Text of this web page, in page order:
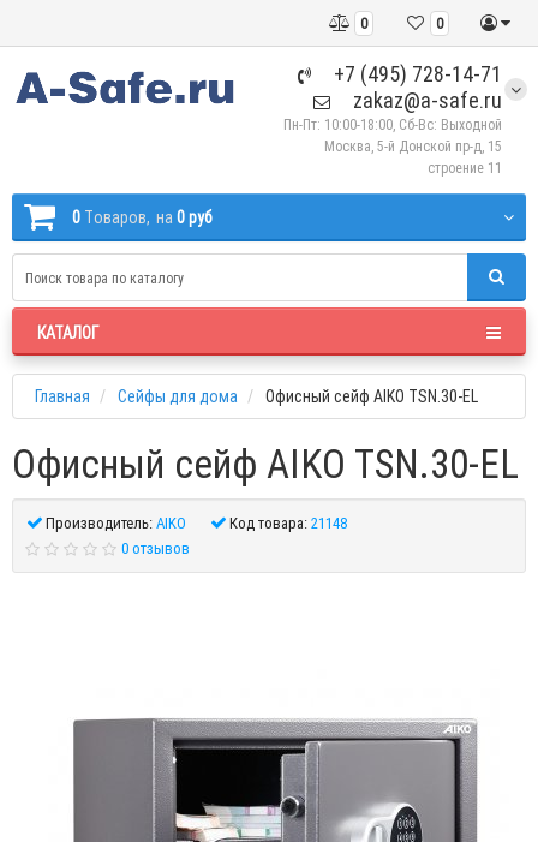
0
0
+7 (495) 728-14-71
zakaz@a-safe.ru
Пн-Пт: 10:00-18:00, Сб-Вс: Выходной
Москва, 5-й Донской пр-д, 15
строение 11
0 Tоваров, на 0 руб
КАТАЛОГ
Главная Сейфы для дома Офисный сейф AIKO TSN.30-EL
Офисный сейф AIKO TSN.30-EL
Производитель:AIKO Код товара:21148
0 отзывов